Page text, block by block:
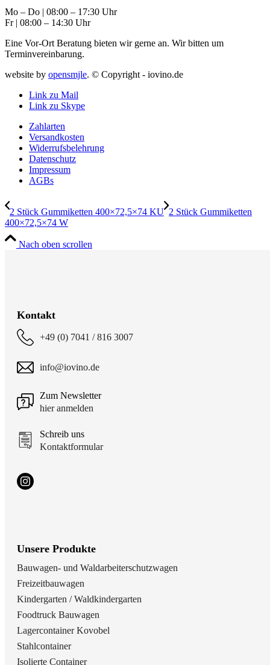
Mo – Do | 08:00 – 17:30 Uhr
Fr | 08:00 – 14:30 Uhr
Eine Vor-Ort Beratung bieten wir gerne an. Wir bitten um
Terminvereinbarung.
website by opensmjle. © Copyright - iovino.de
Link zu Mail
Link zu Skype
Zahlarten
Versandkosten
Widerrufsbelehrung
Datenschutz
Impressum
AGBs
2 Stück Gummiketten 400×72,5×74 KU 2 Stück Gummiketten
400×72,5×74 W
Nach oben scrollen
Kontakt
+49 (0) 7041 / 816 3007
info@iovino.de
Zum Newsletter
hier anmelden
Schreib uns
Kontaktformular
Unsere Produkte
Bauwagen- und Waldarbeiterschutzwagen
Freizeitbauwagen
Kindergarten / Waldkindergarten
Foodtruck Bauwagen
Lagercontainer Kovobel
Stahlcontainer
Isolierte Container